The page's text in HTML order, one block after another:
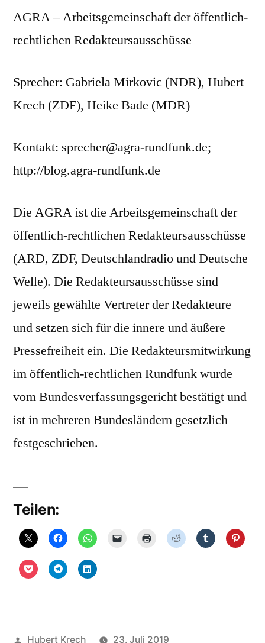
AGRA – Arbeitsgemeinschaft der öffentlich-
rechtlichen Redakteursausschüsse
Sprecher: Gabriela Mirkovic (NDR), Hubert
Krech (ZDF), Heike Bade (MDR)
Kontakt: sprecher@agra-rundfunk.de;
http://blog.agra-rundfunk.de
Die AGRA ist die Arbeitsgemeinschaft der
öffentlich-rechtlichen Redakteursausschüsse
(ARD, ZDF, Deutschlandradio und Deutsche
Welle). Die Redakteursausschüsse sind
jeweils gewählte Vertreter der Redakteure
und setzen sich für die innere und äußere
Pressefreiheit ein. Die Redakteursmitwirkung
im öffentlich-rechtlichen Rundfunk wurde
vom Bundesverfassungsgericht bestätigt und
ist in mehreren Bundesländern gesetzlich
festgeschrieben.
Teilen:
Veröffentlicht
Hubert Krech
23. Juli 2019